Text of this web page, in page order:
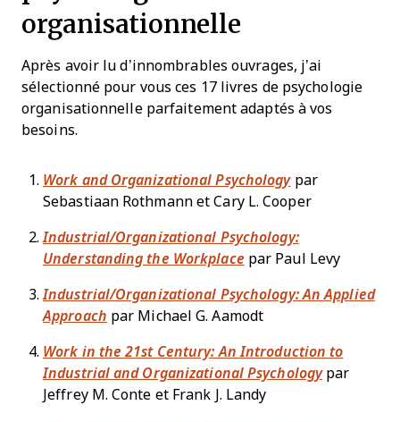
organisationnelle
Après avoir lu d’innombrables ouvrages, j’ai
sélectionné pour vous ces 17 livres de psychologie
organisationnelle parfaitement adaptés à vos
besoins.
Work and Organizational Psychology par
Sebastiaan Rothmann et Cary L. Cooper
Industrial/Organizational Psychology:
Understanding the Workplace par Paul Levy
Industrial/Organizational Psychology: An Applied
Approach par Michael G. Aamodt
Work in the 21st Century: An Introduction to
Industrial and Organizational Psychology par
Jeffrey M. Conte et Frank J. Landy